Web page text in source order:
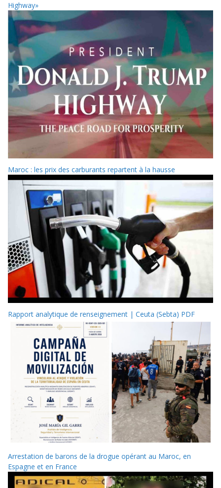
Highway»
Maroc : les prix des carburants repartent à la hausse
Rapport analytique de renseignement | Ceuta (Sebta) PDF
Arrestation de barons de la drogue opérant au Maroc, en
Espagne et en France